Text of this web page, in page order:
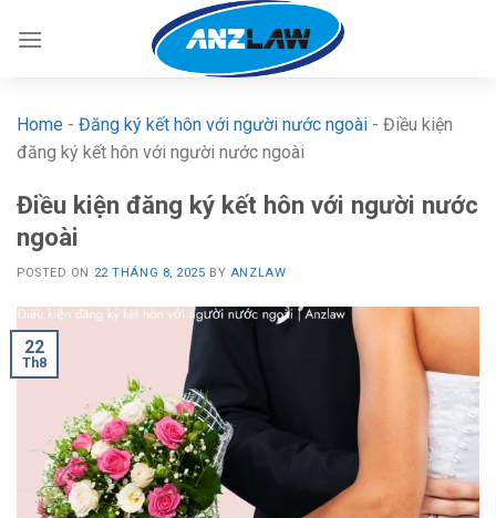
Home - Đăng ký kết hôn với người nước ngoài - Điều kiện
đăng ký kết hôn với người nước ngoài
Điều kiện đăng ký kết hôn với người nước
ngoài
POSTED ON 22 THÁNG 8, 2025 BY ANZLAW
22
Th8